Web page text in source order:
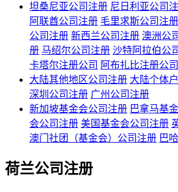
坦桑尼亚公司注册 尼日利亚公司
阿联酋公司注册 毛里求斯公司注册
公司注册 新西兰公司注册 澳洲公
册 马绍尔公司注册 沙特阿拉伯公
卡塔尔注册公司 阿布扎比注册公司
大陆其他地区公司注册 大陆个体
深圳公司注册 广州公司注册
新加坡基金会公司注册 巴拿马基
会公司注册 美国基金会公司注册
澳门社团（基金会）公司注册 巴
荷兰公司注册